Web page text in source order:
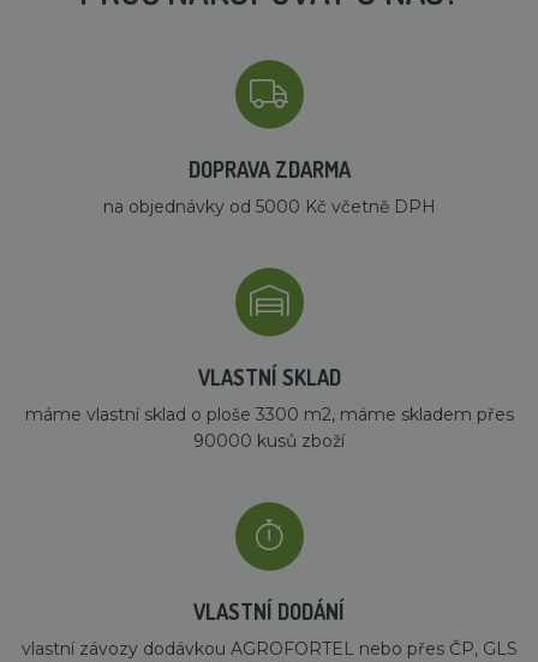
DOPRAVA ZDARMA
na objednávky od 5000 Kč včetně DPH
VLASTNÍ SKLAD
máme vlastní sklad o ploše 3300 m2, máme skladem přes
90000 kusů zboží
VLASTNÍ DODÁNÍ
vlastní závozy dodávkou AGROFORTEL nebo přes ČP, GLS